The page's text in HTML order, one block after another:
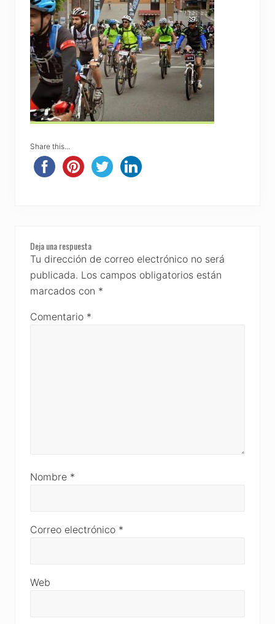
Share this...
Reader
Interactions
Deja una respuesta
Tu dirección de correo electrónico no será
publicada. Los campos obligatorios están
marcados con *
Comentario *
Nombre *
Correo electrónico *
Web